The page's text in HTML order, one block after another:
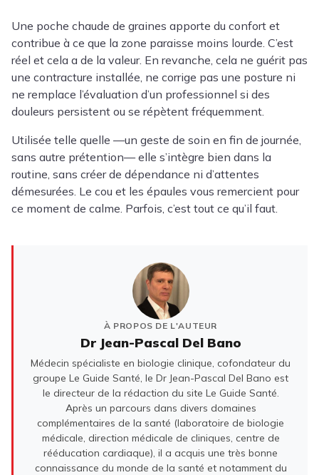
Une poche chaude de graines apporte du confort et
contribue à ce que la zone paraisse moins lourde. C’est
réel et cela a de la valeur. En revanche, cela ne guérit pas
une contracture installée, ne corrige pas une posture ni
ne remplace l’évaluation d’un professionnel si des
douleurs persistent ou se répètent fréquemment.
Utilisée telle quelle —un geste de soin en fin de journée,
sans autre prétention— elle s’intègre bien dans la
routine, sans créer de dépendance ni d’attentes
démesurées. Le cou et les épaules vous remercient pour
ce moment de calme. Parfois, c’est tout ce qu’il faut.
À PROPOS DE L'AUTEUR
Dr Jean-Pascal Del Bano
Médecin spécialiste en biologie clinique, cofondateur du
groupe Le Guide Santé, le Dr Jean-Pascal Del Bano est
le directeur de la rédaction du site Le Guide Santé.
Après un parcours dans divers domaines
complémentaires de la santé (laboratoire de biologie
médicale, direction médicale de cliniques, centre de
rééducation cardiaque), il a acquis une très bonne
connaissance du monde de la santé et notamment du